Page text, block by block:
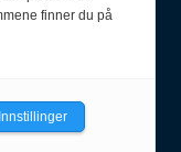
finner du på
Innstillinger